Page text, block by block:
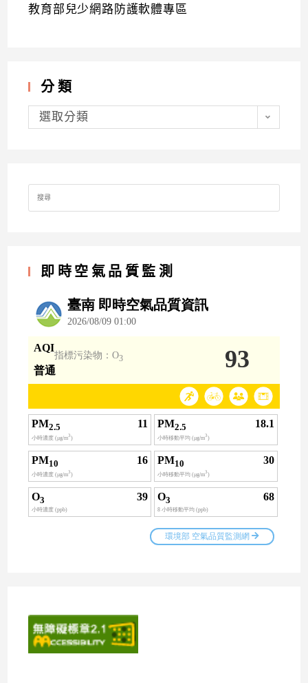
教育部兒少網路防護軟體專區
分類
分
類選取分類
Search
for:
即時空氣品質監測